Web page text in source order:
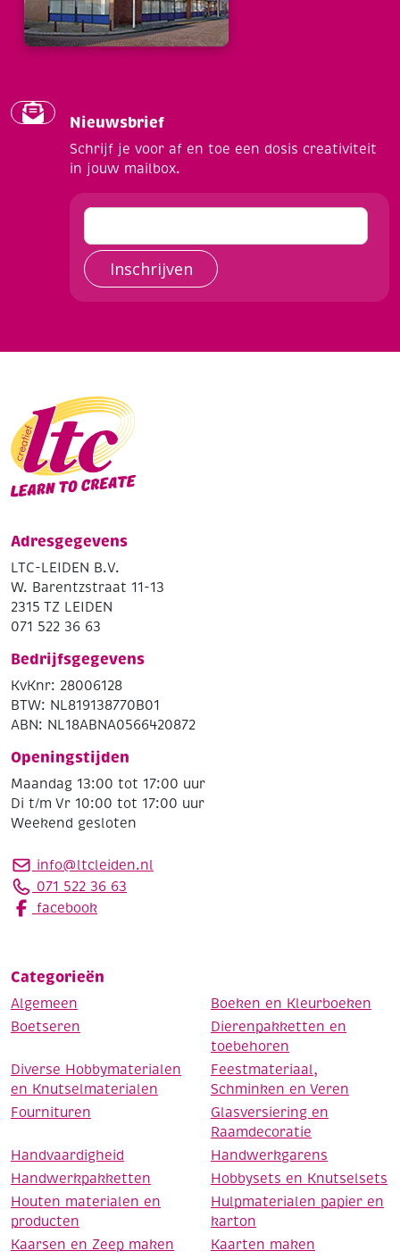
Nieuwsbrief
Schrijf je voor af en toe een dosis creativiteit
in jouw mailbox.
Inschrijven
Adresgegevens
LTC-LEIDEN B.V.
W. Barentzstraat 11-13
2315 TZ LEIDEN
071 522 36 63
Bedrijfsgegevens
KvKnr: 28006128
BTW: NL819138770B01
ABN: NL18ABNA0566420872
Openingstijden
Maandag 13:00 tot 17:00 uur
Di t/m Vr 10:00 tot 17:00 uur
Weekend gesloten
info@ltcleiden.nl
071 522 36 63
facebook
Categorieën
Algemeen
Boeken en Kleurboeken
Boetseren
Dierenpakketten en
toebehoren
Diverse Hobbymaterialen
en Knutselmaterialen
Feestmateriaal,
Schminken en Veren
Fournituren
Glasversiering en
Raamdecoratie
Handvaardigheid
Handwerkgarens
Handwerkpakketten
Hobbysets en Knutselsets
Houten materialen en
producten
Hulpmaterialen papier en
karton
Kaarsen en Zeep maken
Kaarten maken